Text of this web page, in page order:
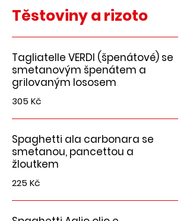
Těstoviny a rizoto
Tagliatelle VERDI (špenátové) se
smetanovým špenátem a
grilovaným lososem
305 Kč
Spaghetti ala carbonara se
smetanou, pancettou a
žloutkem
225 Kč